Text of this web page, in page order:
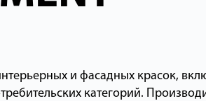
и фасадных красок,
категорий.